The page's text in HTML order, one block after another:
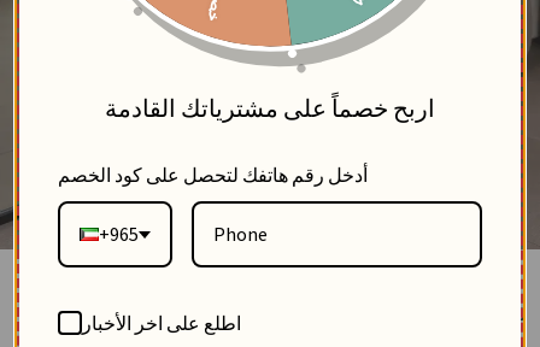
قميص مشكوك بترتر فاخر-اوف وايت-3
اربح خصماً على مشترياتك القادمة
أدخل رقم هاتفك لتحصل على كود الخصم
+965
اطلع على اخر الأخبار